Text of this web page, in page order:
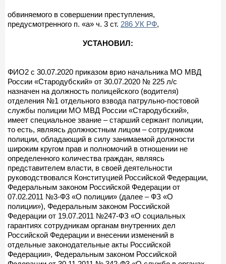
обвиняемого в совершении преступления,
предусмотренного п. «а» ч. 3 ст. 286 УК РФ,
УСТАНОВИЛ:
ФИО2 с 30.07.2020 приказом врио начальника МО МВД
России «Стародубский» от 30.07.2020 № 225 л/с
назначен на должность полицейского (водителя)
отделения №1 отдельного взвода патрульно-постовой
службы полиции МО МВД России «Стародубский»,
имеет специальное звание – старший сержант полиции,
то есть, являясь должностным лицом – сотрудником
полиции, обладающий в силу занимаемой должности
широким кругом прав и полномочий в отношении не
определенного количества граждан, являясь
представителем власти, в своей деятельности
руководствовался Конституцией Российской Федерации,
Федеральным законом Российской Федерации от
07.02.2011 №3-Ф3 «О полиции» (далее – ФЗ «О
полиции»), Федеральным законом Российской
Федерации от 19.07.2011 №247-ФЗ «О социальных
гарантиях сотрудникам органам внутренних дел
Российской Федерации и внесении изменений в
отдельные законодательные акты Российской
Федерации», Федеральным законом Российской